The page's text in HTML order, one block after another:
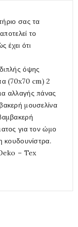
σας τα
το
έχει ότι
όψης
(70x70 cm) 2
αλλαγής πάνας
μουσελίνα
για τον ώμο
κουδουνίστρα.
– Tex